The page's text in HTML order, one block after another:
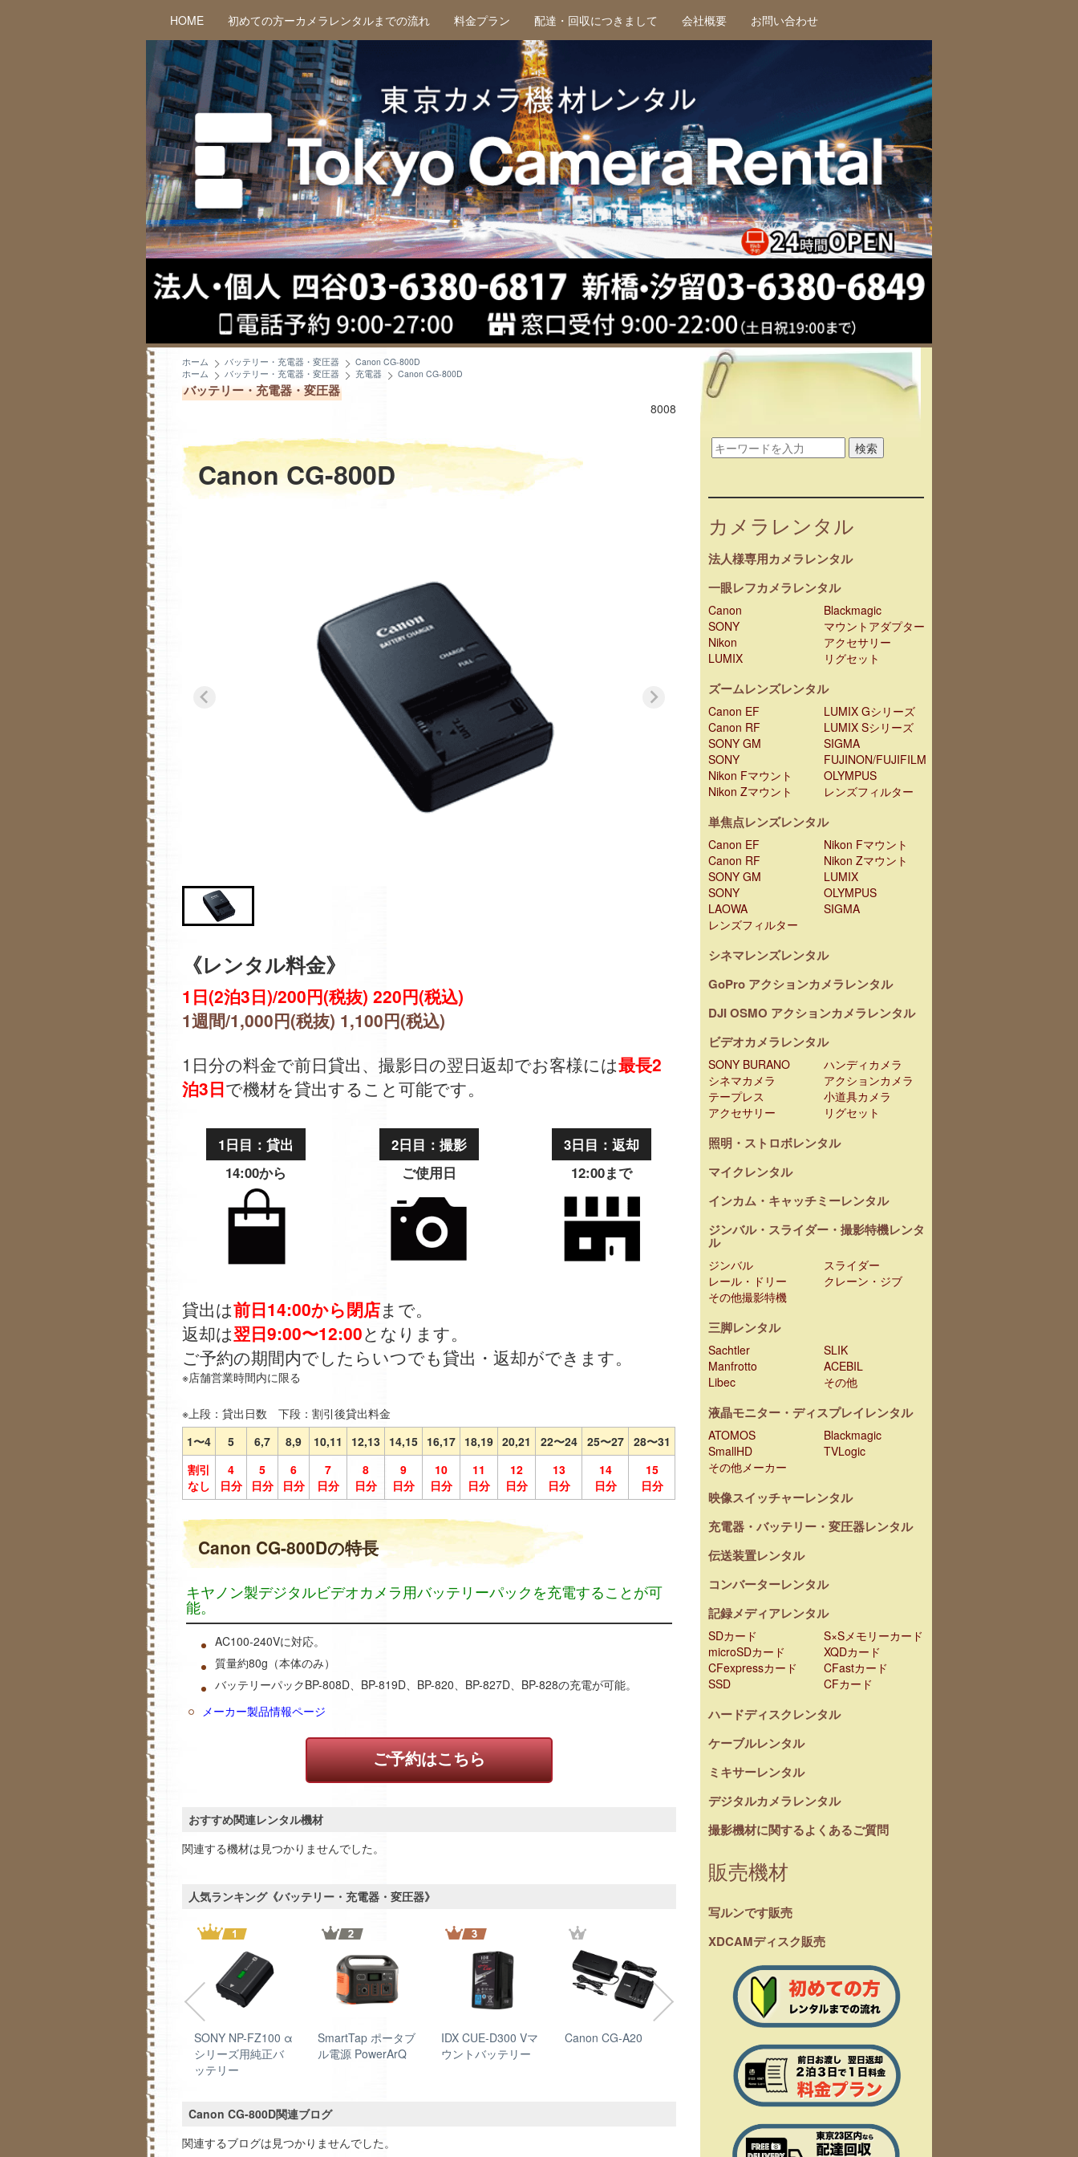
HOME 初めての方ーカメラレンタルまでの流れ 料金プラン 配達・回収につきまして 会社概要 お問い合わせ
ホーム バッテリー・充電器・変圧器
Canon CG-800D
ホーム
バッテリー・充電器・変圧器 充電器 Canon CG-800D
バッテリー・充電器・変圧器
8008
Canon CG-800D
《レンタル料金》
1日(2泊3日)/200円(税抜) 220円(税込)
1週間/1,000円(税抜) 1,100円(税込)
1日分の料金で前日貸出、撮影日の翌日返却でお客様には最長2
泊3日で機材を貸出すること可能です。
1日目：貸出
14:00から
2日目：撮影
ご使用日
3日目：返却
12:00まで
貸出は前日14:00から閉店まで。
返却は翌日9:00〜12:00となります。
ご予約の期間内でしたらいつでも貸出・返却ができます。
※店舗営業時間内に限る
※上段：貸出日数 下段：割引後貸出料金
1〜4
5 6,7 8,9 10,11 12,13 14,15 16,17 18,19 20,21 22〜24 25〜27
28〜31
割引
なし
4
日分
5
日分
6
日分
7
日分
8
日分
9
日分
10
日分
11
日分
12
日分
13
日分
14
日分
15
日分
Canon CG-800Dの特長
キヤノン製デジタルビデオカメラ用バッテリーパックを充電することが可
能。
AC100-240Vに対応。
質量約80g（本体のみ）
バッテリーパックBP-808D、BP-819D、BP-820、BP-827D、BP-828の充電が可能。
メーカー製品情報ページ
ご予約はこちら
おすすめ関連レンタル機材
関連する機材は見つかりませんでした。
人気ランキング《バッテリー・充電器・変圧器》
SONY NP-FV50 純
SONY NP-FZ100 α
シリーズ用純正バ
ッテリー
SmartTap ポータブ
ル電源 PowerArQ
IDX CUE-D300 Vマ
ウントバッテリー
Canon CG-A20
バッテリー
正バッテリー
Canon CG-800D関連ブログ
関連するブログは見つかりませんでした。
検索
カメラレンタル
法人様専用カメラレンタル
一眼レフカメラレンタル
Canon
Blackmagic
SONY
マウントアダプター
Nikon
アクセサリー
LUMIX
リグセット
ズームレンズレンタル
Canon EF
LUMIX Gシリーズ
Canon RF
LUMIX Sシリーズ
SONY GM
SIGMA
SONY
FUJINON/FUJIFILM
Nikon Fマウント
OLYMPUS
Nikon Zマウント
レンズフィルター
単焦点レンズレンタル
Canon EF
Nikon Fマウント
Canon RF
Nikon Zマウント
SONY GM
LUMIX
SONY
OLYMPUS
LAOWA
SIGMA
レンズフィルター
シネマレンズレンタル
GoPro アクションカメラレンタル
DJI OSMO アクションカメラレンタル
ビデオカメラレンタル
SONY BURANO
ハンディカメラ
シネマカメラ
アクションカメラ
テープレス
小道具カメラ
アクセサリー
リグセット
照明・ストロボレンタル
マイクレンタル
インカム・キャッチミーレンタル
ジンバル・スライダー・撮影特機レンタ
ル
ジンバル
スライダー
レール・ドリー
クレーン・ジブ
その他撮影特機
三脚レンタル
Sachtler
SLIK
Manfrotto
ACEBIL
Libec
その他
液晶モニター・ディスプレイレンタル
ATOMOS
Blackmagic
SmallHD
TVLogic
その他メーカー
映像スイッチャーレンタル
充電器・バッテリー・変圧器レンタル
伝送装置レンタル
コンバーターレンタル
記録メディアレンタル
SDカード
S×Sメモリーカード
microSDカード
XQDカード
CFexpressカード
CFastカード
SSD
CFカード
ハードディスクレンタル
ケーブルレンタル
ミキサーレンタル
デジタルカメラレンタル
撮影機材に関するよくあるご質問
販売機材
写ルンです販売
XDCAMディスク販売